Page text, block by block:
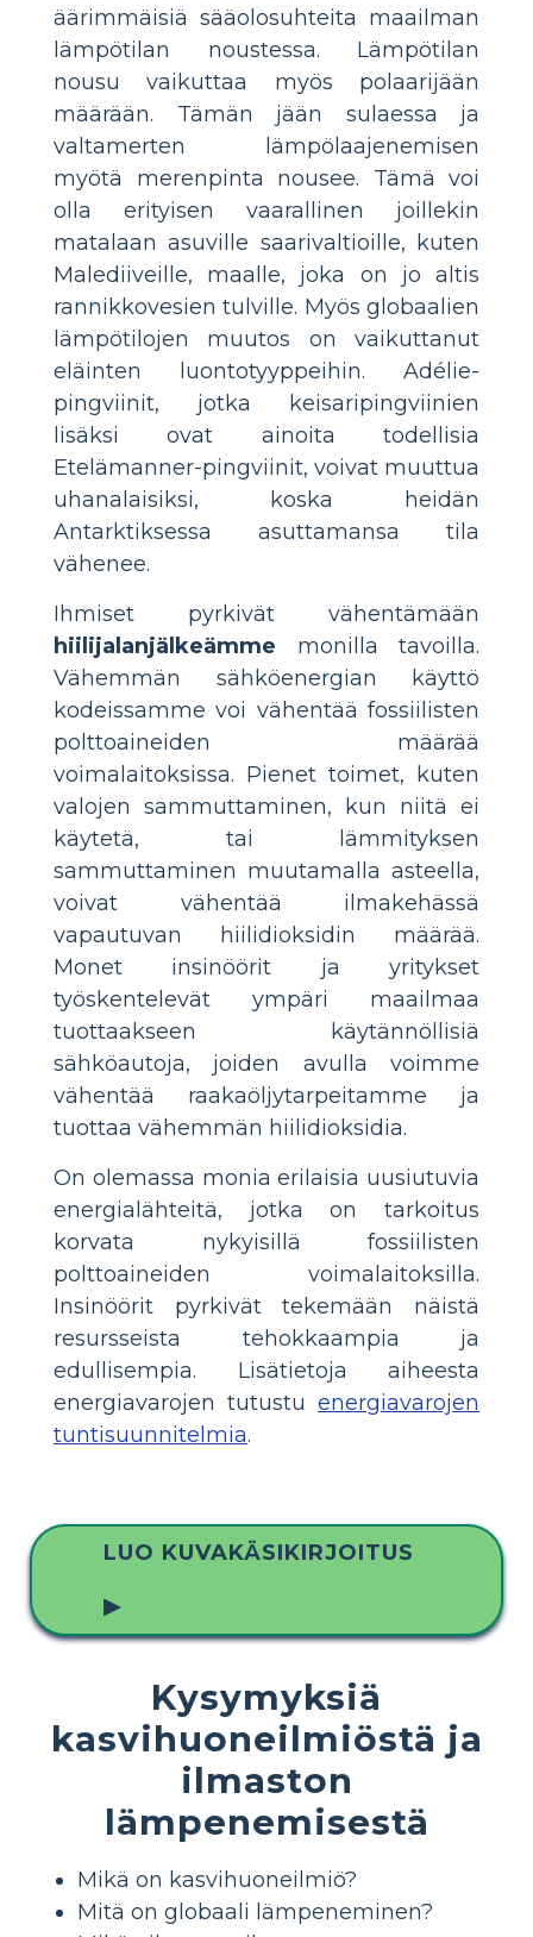
äärimmäisiä sääolosuhteita maailman
lämpötilan noustessa. Lämpötilan
nousu vaikuttaa myös polaarijään
määrään. Tämän jään sulaessa ja
valtamerten lämpölaajenemisen
myötä merenpinta nousee. Tämä voi
olla erityisen vaarallinen joillekin
matalaan asuville saarivaltioille, kuten
Malediiveille, maalle, joka on jo altis
rannikkovesien tulville. Myös globaalien
lämpötilojen muutos on vaikuttanut
eläinten luontotyyppeihin. Adélie-
pingviinit, jotka keisaripingviinien
lisäksi ovat ainoita todellisia
Etelämanner-pingviinit, voivat muuttua
uhanalaisiksi, koska heidän
Antarktiksessa asuttamansa tila
vähenee.
Ihmiset pyrkivät vähentämään
hiilijalanjälkeämme monilla tavoilla.
Vähemmän sähköenergian käyttö
kodeissamme voi vähentää fossiilisten
polttoaineiden määrää
voimalaitoksissa. Pienet toimet, kuten
valojen sammuttaminen, kun niitä ei
käytetä, tai lämmityksen
sammuttaminen muutamalla asteella,
voivat vähentää ilmakehässä
vapautuvan hiilidioksidin määrää.
Monet insinöörit ja yritykset
työskentelevät ympäri maailmaa
tuottaakseen käytännöllisiä
sähköautoja, joiden avulla voimme
vähentää raakaöljytarpeitamme ja
tuottaa vähemmän hiilidioksidia.
On olemassa monia erilaisia uusiutuvia
energialähteitä, jotka on tarkoitus
korvata nykyisillä fossiilisten
polttoaineiden voimalaitoksilla.
Insinöörit pyrkivät tekemään näistä
resursseista tehokkaampia ja
edullisempia. Lisätietoja aiheesta
energiavarojen tutustu energiavarojen
tuntisuunnitelmia.
LUO KUVAKÄSIKIRJOITUS
▶
Kysymyksiä
kasvihuoneilmiöstä ja
ilmaston
lämpenemisestä
Mikä on kasvihuoneilmiö?
Mitä on globaali lämpeneminen?